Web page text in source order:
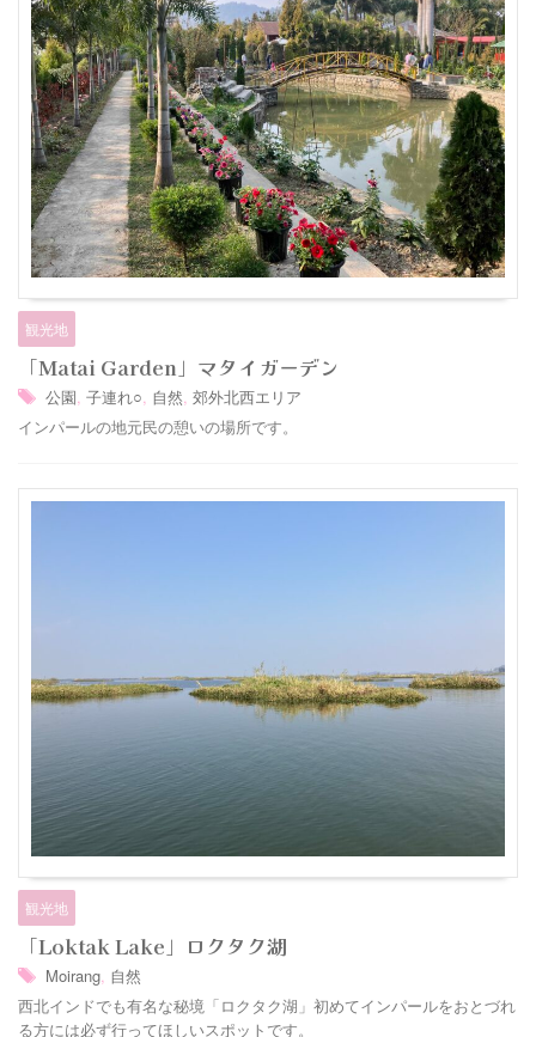
観光地
「Matai Garden」マタイガーデン
公園, 子連れ○, 自然, 郊外北西エリア
インパールの地元民の憩いの場所です。
観光地
「Loktak Lake」ロクタク湖
Moirang, 自然
西北インドでも有名な秘境「ロクタク湖」初めてインパールをおとづれ
る方には必ず行ってほしいスポットです。